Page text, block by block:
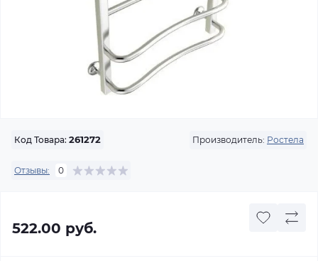
Код Товара: 261272 Производитель: Ростела
Отзывы: 0
522.00 руб.